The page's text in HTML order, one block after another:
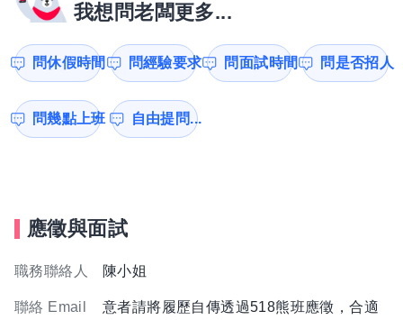
我想問老闆更多...
問休假時間 問經驗要求 問面試時間 問是否招人
問幾點上班 自由提問...
應徵與面試
職務聯絡人 陳小姐
聯絡 Email
意者請將履歷自傳透過518熊班應徵，合適